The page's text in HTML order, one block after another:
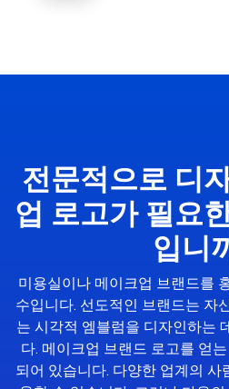
전문적으로 디
업 로고가 필요
입니
미용실이나 메이크업 브랜드를
수입니다. 선도적인 브랜드는 자
는 시각적 엠블럼을 디자인하는
다. 메이크업 브랜드 로고를 얻
되어 있습니다. 다양한 업계의